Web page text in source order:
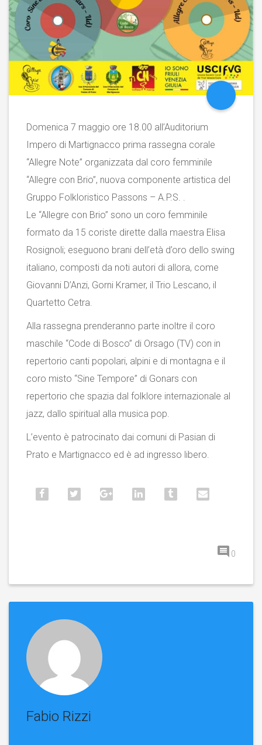
Domenica 7 maggio ore 18.00 all’Auditorium
Impero di Martignacco prima rassegna corale
“Allegre Note” organizzata dal coro femminile
“Allegre con Brio”, nuova componente artistica del
Gruppo Folkloristico Passons – A.P.S. .
Le “Allegre con Brio” sono un coro femminile
formato da 15 coriste dirette dalla maestra Elisa
Rosignoli; eseguono brani dell’età d’oro dello swing
italiano, composti da noti autori di allora, come
Giovanni D’Anzi, Gorni Kramer, il Trio Lescano, il
Quartetto Cetra.
Alla rassegna prenderanno parte inoltre il coro
maschile “Code di Bosco” di Orsago (TV) con in
repertorio canti popolari, alpini e di montagna e il
coro misto “Sine Tempore” di Gonars con
repertorio che spazia dal folklore internazionale al
jazz, dallo spiritual alla musica pop.
L’evento è patrocinato dai comuni di Pasian di
Prato e Martignacco ed è ad ingresso libero.
0
Fabio Rizzi